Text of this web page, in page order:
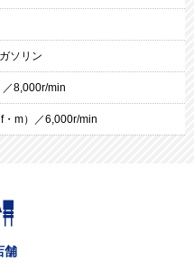
ソリン
8,000r/min
・m）／6,000r/min
舗